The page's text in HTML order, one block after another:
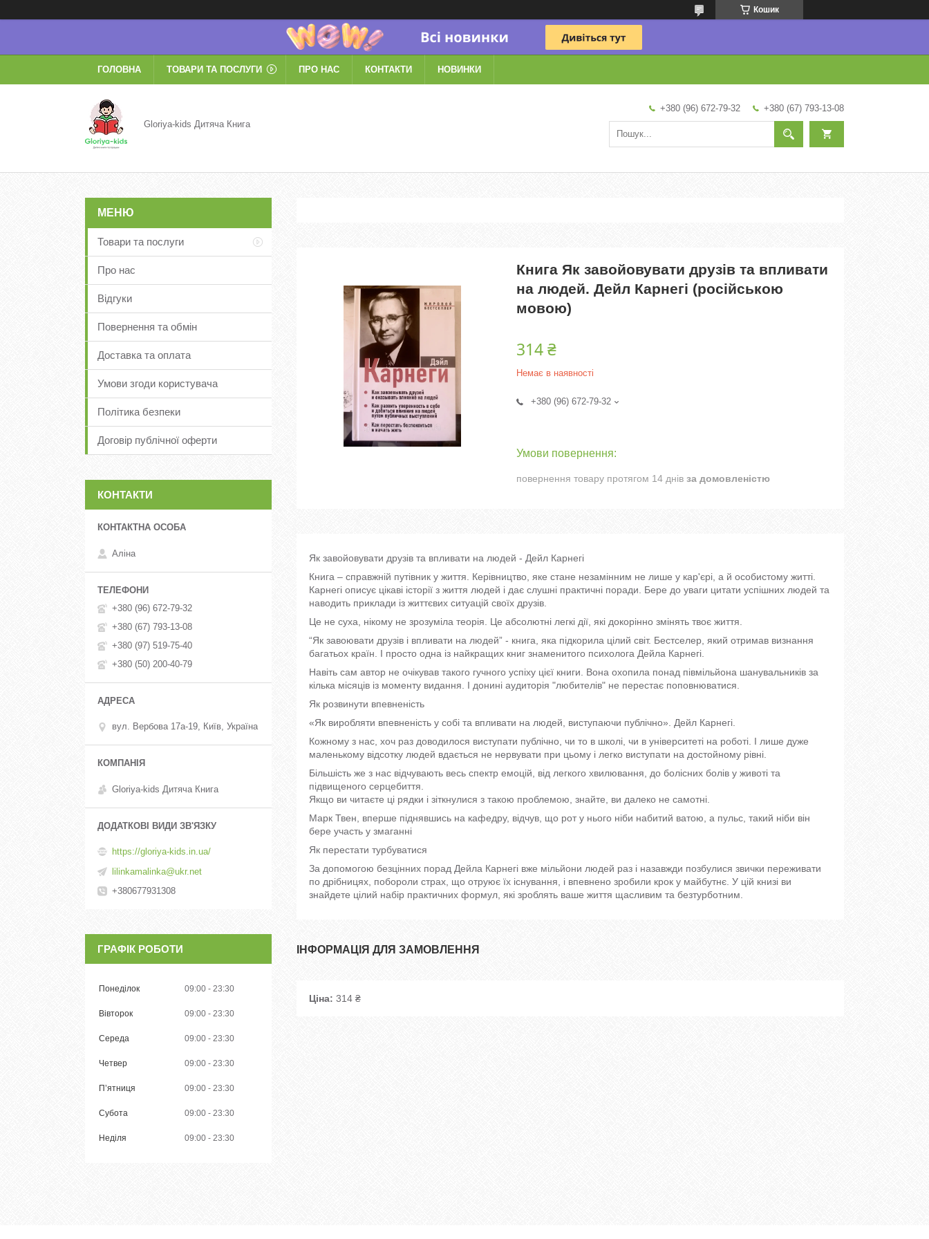
Кошик
ГОЛОВНА ТОВАРИ ТА ПОСЛУГИ ПРО НАС КОНТАКТИ НОВИНКИ
Gloriya-kids Дитяча Книга
+380 (96) 672-79-32 +380 (67) 793-13-08
Книга Як завойовувати друзів та впливати
на людей. Дейл Карнегі (російською
мовою)
314 ₴
Немає в наявності
+380 (96) 672-79-32
повернення товару протягом 14 днів за домовленістю
Як завойовувати друзів та впливати на людей - Дейл Карнегі
Книга – справжній путівник у життя. Керівництво, яке стане незамінним не лише у кар'єрі, а й особистому житті.
Карнегі описує цікаві історії з життя людей і дає слушні практичні поради. Бере до уваги цитати успішних людей та
наводить приклади із життєвих ситуацій своїх друзів.
Це не суха, нікому не зрозуміла теорія. Це абсолютні легкі дії, які докорінно змінять твоє життя.
“Як завоювати друзів і впливати на людей” - книга, яка підкорила цілий світ. Бестселер, який отримав визнання
багатьох країн. І просто одна із найкращих книг знаменитого психолога Дейла Карнегі.
Навіть сам автор не очікував такого гучного успіху цієї книги. Вона охопила понад півмільйона шанувальників за
кілька місяців із моменту видання. І донині аудиторія "любителів" не перестає поповнюватися.
Як розвинути впевненість
«Як виробляти впевненість у собі та впливати на людей, виступаючи публічно». Дейл Карнегі.
Кожному з нас, хоч раз доводилося виступати публічно, чи то в школі, чи в університеті на роботі. І лише дуже
маленькому відсотку людей вдається не нервувати при цьому і легко виступати на достойному рівні.
Більшість же з нас відчувають весь спектр емоцій, від легкого хвилювання, до болісних болів у животі та
підвищеного серцебиття.
Якщо ви читаєте ці рядки і зіткнулися з такою проблемою, знайте, ви далеко не самотні.
Марк Твен, вперше піднявшись на кафедру, відчув, що рот у нього ніби набитий ватою, а пульс, такий ніби він
бере участь у змаганні
Як перестати турбуватися
За допомогою безцінних порад Дейла Карнегі вже мільйони людей раз і назавжди позбулися звички переживати
по дрібницях, побороли страх, що отруює їх існування, і впевнено зробили крок у майбутнє. У цій книзі ви
знайдете цілий набір практичних формул, які зроблять ваше життя щасливим та безтурботним.
ІНФОРМАЦІЯ ДЛЯ ЗАМОВЛЕННЯ
Ціна: 314 ₴
Товари та послуги
Про нас
Відгуки
Повернення та обмін
Доставка та оплата
Умови згоди користувача
Політика безпеки
Договір публічної оферти
КОНТАКТИ
Аліна
+380 (96) 672-79-32
+380 (67) 793-13-08
+380 (97) 519-75-40
+380 (50) 200-40-79
вул. Вербова 17а-19, Київ, Україна
Gloriya-kids Дитяча Книга
https://gloriya-kids.in.ua/
lilinkamalinka@ukr.net
+380677931308
ГРАФІК РОБОТИ
Понеділок 09:00 23:30
Вівторок 09:00 23:30
Середа 09:00 23:30
Четвер 09:00 23:30
Пʼятниця 09:00 23:30
Субота 09:00 23:30
Неділя 09:00 23:30